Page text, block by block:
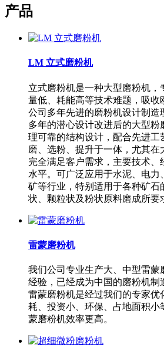
产品
LM 立式磨粉机
立式磨粉机是一种大型磨粉机，
量低、耗能高等技术难题，吸收
公司多年先进的磨粉机设计制造
多年的潜心设计改进后的大型粉
理可靠的结构设计，配合先进工
磨、选粉、提升于一体，尤其在
完全满足客户需求，主要技术、
水平。可广泛应用于水泥、电力
矿等行业，特别适用于各种矿石
状、颗粒状及粉状原料磨成所要
雷蒙磨粉机
我们公司专业生产大、中型雷蒙
经验，已经成为中国的磨粉机制
雷蒙磨粉机是经过我们的专家优
耗、投资小、环保、占地面积小
蒙磨粉机效率更高。